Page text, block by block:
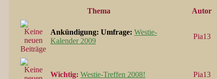
Thema Autor
Ankündigung: Umfrage: Westie-
Kalender 2009
Pia13
Wichtig: Westie-Treffen 2008! Pia13